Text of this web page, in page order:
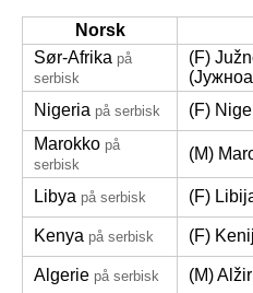
Norsk
Sør-Afrika på
serbisk
(F)
Nigeria på serbisk
(F)
Marokko på
serbisk
(M)
Libya på serbisk (F)
Kenya på serbisk (F)
Algerie på serbisk (M)